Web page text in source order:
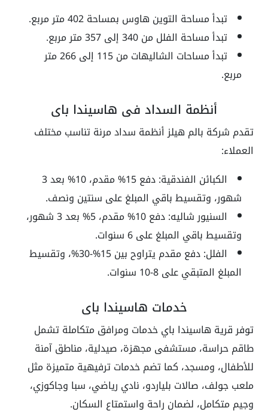
تبدأ مساحة التوين هاوس بمساحة 402 متر مربع.
تبدأ مساحة الفلل من 340 إلى 357 متر مربع.
تبدأ مساحات الشاليهات من 115 إلى 266 متر
مربع.
أنظمة السداد في هاسيندا باي
تقدم شركة بالم هيلز أنظمة سداد مرنة تناسب مختلف
العملاء:
الكبائن الفندقية: دفع 15% مقدم، 10% بعد 3
شهور، وتقسيط باقي المبلغ على سنتين ونصف.
السنيور شاليه: دفع 10% مقدم، 5% بعد 3 شهور،
وتقسيط باقي المبلغ على 6 سنوات.
الفلل: دفع مقدم يتراوح بين 15%-30%، وتقسيط
المبلغ المتبقي على 8-10 سنوات.
خدمات هاسيندا باي
توفر قرية هاسيندا باي خدمات ومرافق متكاملة تشمل
طاقم حراسة، مستشفى مجهزة، صيدلية، مناطق آمنة
للأطفال، ومسجد، كما تضم خدمات ترفيهية متميزة مثل
ملعب جولف، صالات بلياردو، نادي رياضي، سبا وجاكوزي،
وجيم متكامل، لضمان راحة واستمتاع السكان.